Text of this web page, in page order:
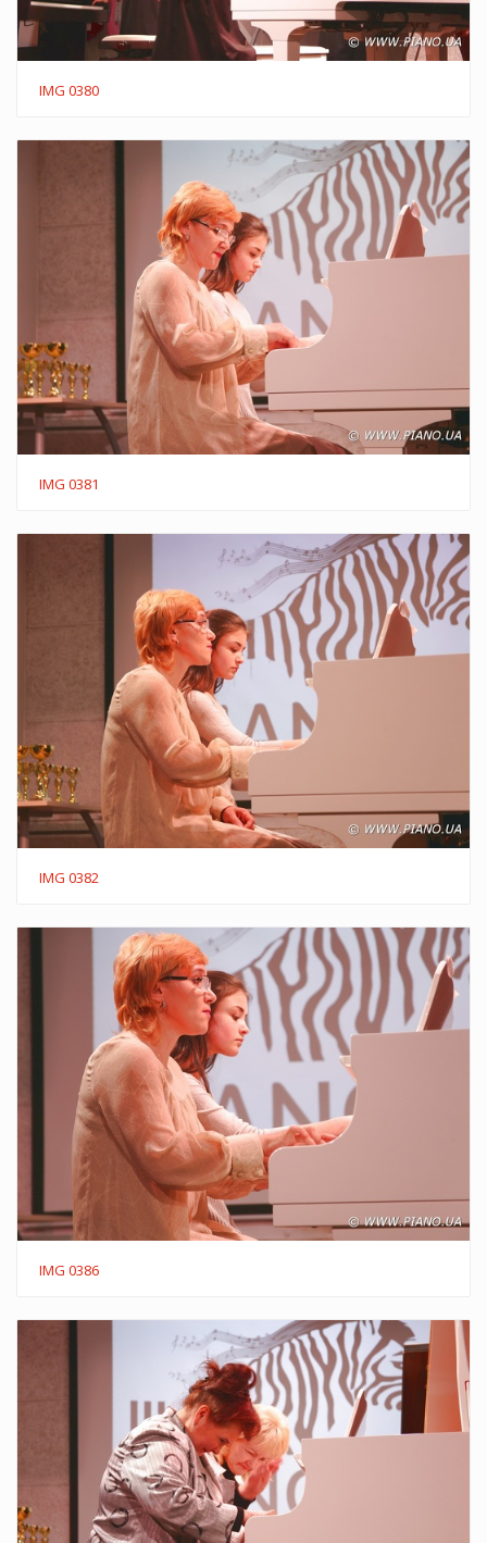
IMG 0380
IMG 0381
IMG 0382
IMG 0386